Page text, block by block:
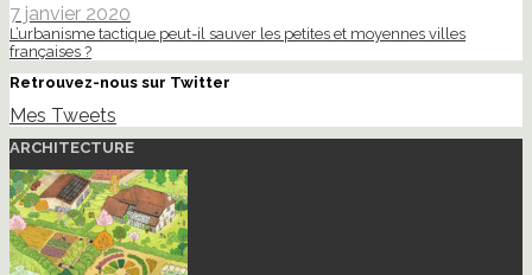
7 janvier 2020
L’urbanisme tactique peut-il sauver les petites et moyennes villes
françaises ?
Retrouvez-nous sur Twitter
Mes Tweets
ARCHITECTURE